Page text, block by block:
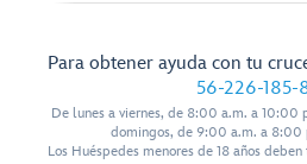
Para obtener ayuda con tu
56-226-185-
De lunes a viernes, de 8:00 a.m. a 10:00
domingos, de 9:00 a.m. a 8:00
Los Huéspedes menores de 18 años